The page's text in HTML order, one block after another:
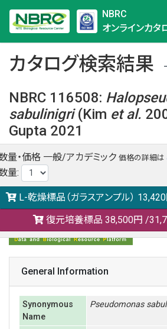
NBRC
オンラインカタ
カタログ検索結果
NBRC 116508:
sabulinigri(Kim et al.
Gupta 2021
NBRC 116508の情報や関連データは
らご覧ください。
日本語での検索も可能です。
量・価格 一般/アカデミック 価格の詳細は
量:
L-乾燥標品（ガラスアンプル）
復元培養標品 38,500円 /
General Information
Synonymous
Name
Pseudomonas